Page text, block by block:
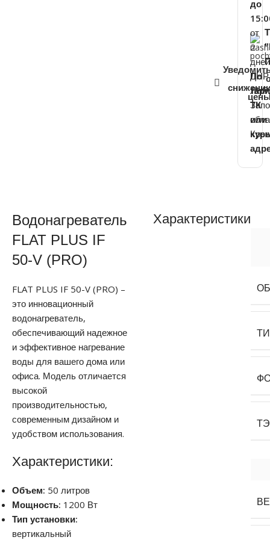
до
от
2
дней
По
ТК
или
Водонагреватель
FLAT PLUS IF
50-V (PRO)
FLAT PLUS IF 50-V (PRO) –
это инновационный
водонагреватель,
обеспечивающий надежное
и эффективное нагревание
воды для вашего дома или
офиса. Модель отличается
высокой
производительностью,
современным дизайном и
удобством использования.
Характеристики:
Объем: 50 литров
Мощность: 1200 Вт
Тип установки:
вертикальный
Характеристики